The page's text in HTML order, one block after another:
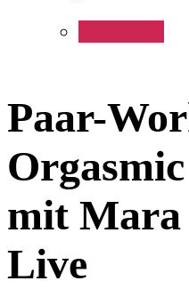
Paar-
mit
Live